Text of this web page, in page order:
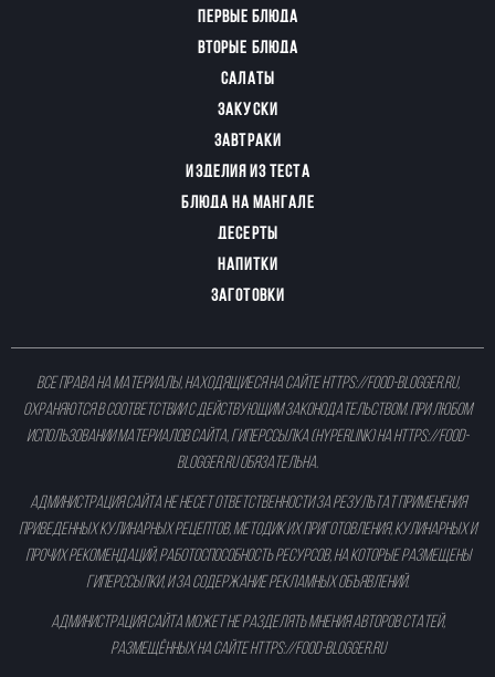
ПЕРВЫЕ БЛЮДА
ВТОРЫЕ БЛЮДА
САЛАТЫ
ЗАКУСКИ
ЗАВТРАКИ
ИЗДЕЛИЯ ИЗ ТЕСТА
БЛЮДА НА МАНГАЛЕ
ДЕСЕРТЫ
НАПИТКИ
ЗАГОТОВКИ
Все права на материалы, находящиеся на сайтеhttps://food-blogger.ru,
охраняются в соответствии с действующим законодательством. При любом
использовании материалов сайта, гиперссылка (hyperlink) наhttps://food-
blogger.ruобязательна.
Администрация сайта не несет ответственности за результат применения
приведенных кулинарных рецептов, методик их приготовления, кулинарных и
прочих рекомендаций, работоспособность ресурсов, на которые размещены
гиперссылки, и за содержание рекламных объявлений.
Администрация сайта может не разделять мнения авторов статей,
размещённых на сайтеhttps://food-blogger.ru